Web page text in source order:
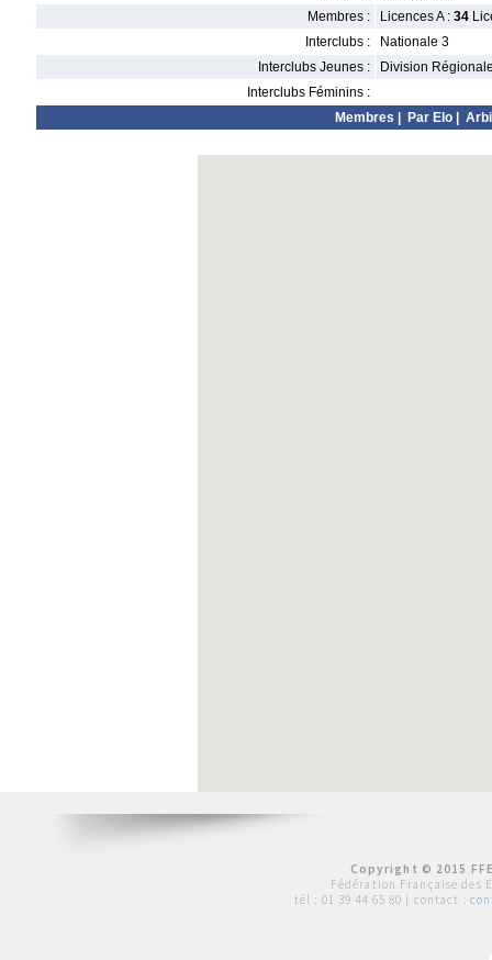
Membres :
Licences A : 34
Interclubs :
Nationale 3
Interclubs Jeunes :
Division
Interclubs Féminins :
Membres
Par Elo
Copyright © 2015
Fédération Française des
tél : 01 39 44 65 80 | contact :